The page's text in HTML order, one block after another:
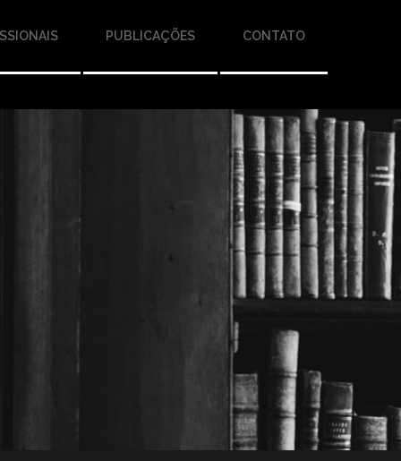
PUBLICAÇÕES CONTATO